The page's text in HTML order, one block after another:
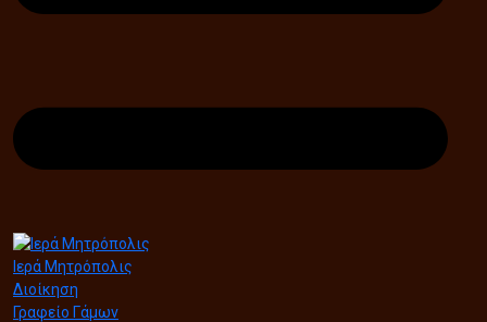
Ιερά Μητρόπολις
Διοίκηση
Γραφείο Γάμων